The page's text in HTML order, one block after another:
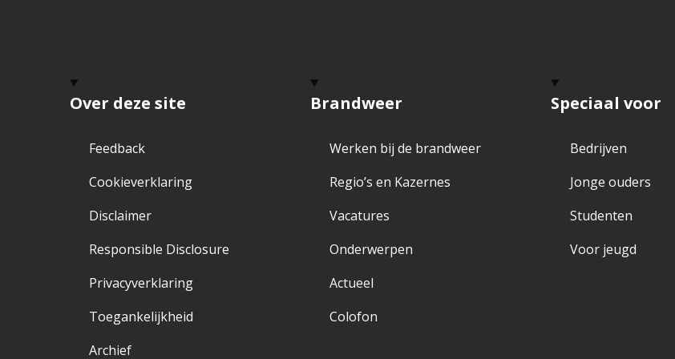
Over deze site
Feedback
Cookieverklaring
Disclaimer
Responsible Disclosure
Privacyverklaring
Toegankelijkheid
Archief
Brandweer
Werken bij de brandweer
Regio’s en Kazernes
Vacatures
Onderwerpen
Actueel
Colofon
Speciaal voor
Bedrijven
Jonge ouders
Studenten
Voor jeugd